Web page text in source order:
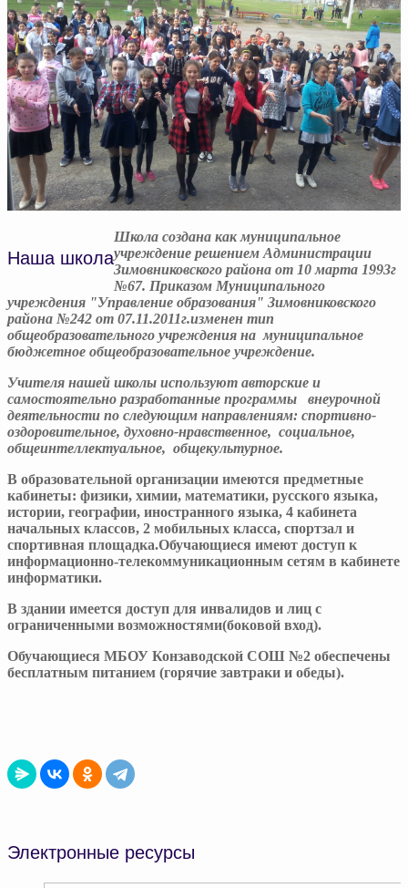
Наша школа
Школа создана как муниципальное
учреждение решением Администрации
Зимовниковского района от 10 марта 1993г
№67. Приказом Муниципального
учреждения "Управление образования" Зимовниковского
района №242 от 07.11.2011г.изменен тип
общеобразовательного учреждения на муниципальное
бюджетное общеобразовательное учреждение.
Учителя нашей школы используют авторские и
самостоятельно разработанные программы внеурочной
деятельности по следующим направлениям: спортивно-
оздоровительное, духовно-нравственное, социальное,
общеинтеллектуальное, общекультурное.
В образовательной организации имеются предметные
кабинеты: физики, химии, математики, русского языка,
истории, географии, иностранного языка, 4 кабинета
начальных классов, 2 мобильных класса, спортзал и
спортивная площадка.Обучающиеся имеют доступ к
информационно-телекоммуникационным сетям в кабинете
информатики.
В здании имеется доступ для инвалидов и лиц с
ограниченными возможностями(боковой вход).
Обучающиеся МБОУ Конзаводской СОШ №2 обеспечены
бесплатным питанием (горячие завтраки и обеды).
Электронные ресурсы